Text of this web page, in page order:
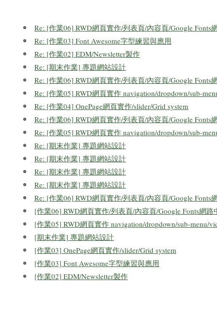
Re: [作業06] RWD網頁實作/列表頁/內容頁/Google Fonts
Re: [作業03] Font Awesome字型練習與應用
Re: [作業02] EDM/Newsletter製作
Re: [期末作業] 專題網站設計
Re: [作業06] RWD網頁實作/列表頁/內容頁/Google Fonts
Re: [作業05] RWD網頁實作 navigation/dropdown/sub-
Re: [作業04] OnePage網頁實作/slider/Grid system
Re: [作業06] RWD網頁實作/列表頁/內容頁/Google Fonts
Re: [作業05] RWD網頁實作 navigation/dropdown/sub-
Re: [期末作業] 專題網站設計
Re: [期末作業] 專題網站設計
Re: [期末作業] 專題網站設計
Re: [期末作業] 專題網站設計
Re: [作業06] RWD網頁實作/列表頁/內容頁/Google Fonts
[作業06] RWD網頁實作/列表頁/內容頁/Google Fonts網路
[作業05] RWD網頁實作 navigation/dropdown/sub-menu/
[期末作業] 專題網站設計
[作業03] OnePage網頁實作/slider/Grid system
[作業03] Font Awesome字型練習與應用
[作業02] EDM/Newsletter製作